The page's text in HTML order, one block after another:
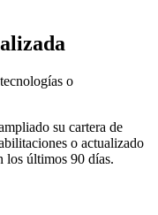
o
su cartera de
o actualizado
los últimos 90 días.